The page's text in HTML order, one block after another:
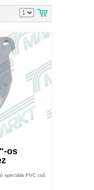
os
speciális PVC cső